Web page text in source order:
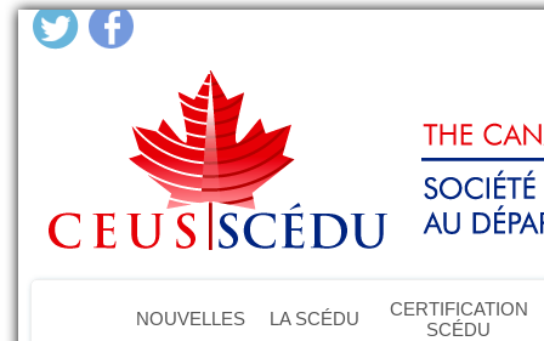
NOUVELLES LA SCÉDU
CERTIFICATION
SCÉDU